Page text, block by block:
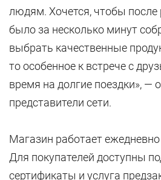
людям. Хочется, чтобы
было за несколько минут
выбрать качественные
то особенное к встрече с
время на долгие поездки», —
представители сети.
Магазин работает ежедневно
Для покупателей доступны
сертификаты и услуга